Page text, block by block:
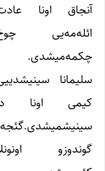
آنجاق اونا عادت
ائله‌مه‌یی چوخ
چکمه‌میشدی.
سلیمانا سینیشدییی
کیمی اونا دا
سینیشمیشدی.گئجه-
گوندوزو اونونلا